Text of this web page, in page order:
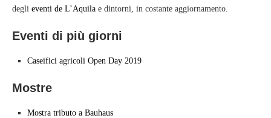
degli eventi de L’Aquila e dintorni, in costante aggiornamento.
Eventi di più giorni
Caseifici agricoli Open Day 2019
Mostre
Mostra tributo a Bauhaus